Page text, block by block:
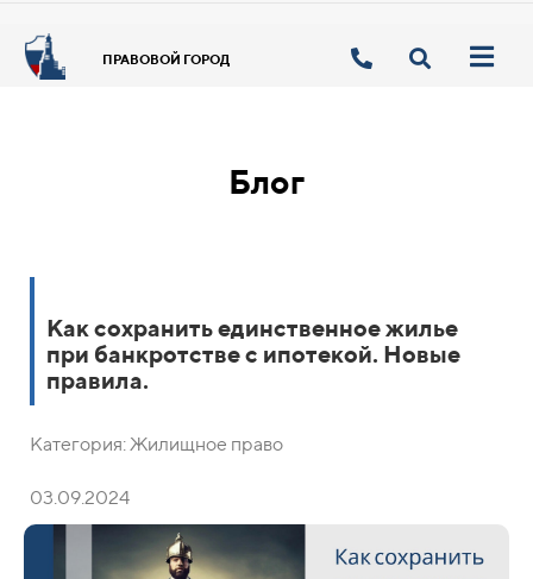
ПРАВОВОЙ ГОРОД
Блог
Как сохранить единственное жилье
при банкротстве с ипотекой. Новые
правила.
Категория: Жилищное право
03.09.2024